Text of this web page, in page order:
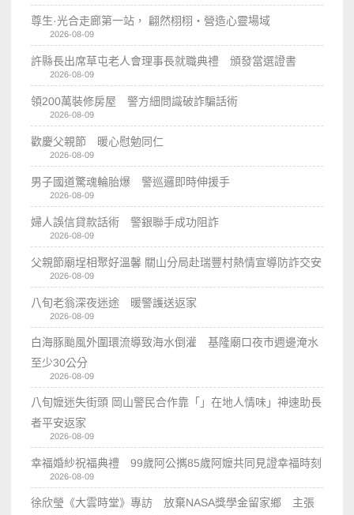
尊生·光合走廊第一站， 翩然栩栩・營造心靈場域
2026-08-09
許縣長出席草屯老人會理事長就職典禮 頒發當選證書
2026-08-09
領200萬裝修房屋 警方細問識破詐騙話術
2026-08-09
歡慶父親節 暖心慰勉同仁
2026-08-09
男子國道驚魂輪胎爆 警巡邏即時伸援手
2026-08-09
婦人誤信貸款話術 警銀聯手成功阻詐
2026-08-09
父親節廟埕相聚好溫馨 關山分局赴瑞豐村熱情宣導防詐交安
2026-08-09
八旬老翁深夜迷途 暖警護送返家
2026-08-09
白海豚颱風外圍環流導致海水倒灌 基隆廟口夜市週邊淹水
至少30公分
2026-08-09
八旬嬤迷失街頭 岡山警民合作靠「」在地人情味」神速助長
者平安返家
2026-08-09
幸福婚紗祝福典禮 99歲阿公𢹂85歲阿嬤共同見證幸福時刻
2026-08-09
徐欣瑩《大雲時堂》專訪 放棄NASA獎學金留家鄉 主張